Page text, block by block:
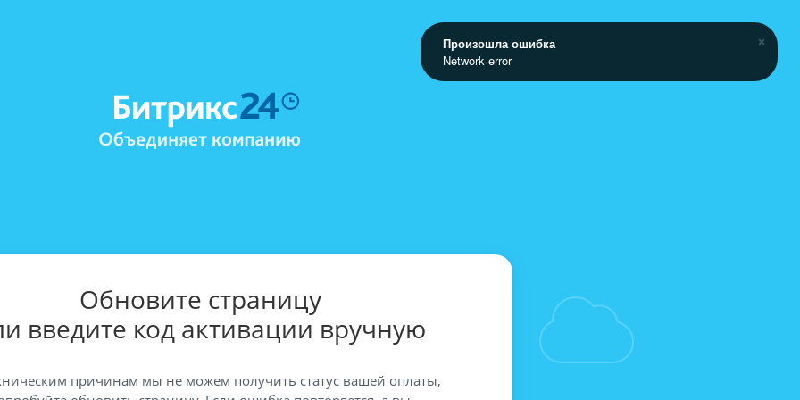
Обновите страницу
введите код активации вручную
причинам мы не можем получить статус вашей оплаты,
Произошла ошибка
Network error